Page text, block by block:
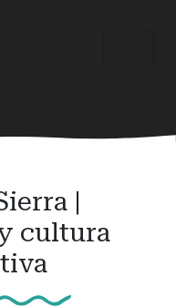
|
cultura